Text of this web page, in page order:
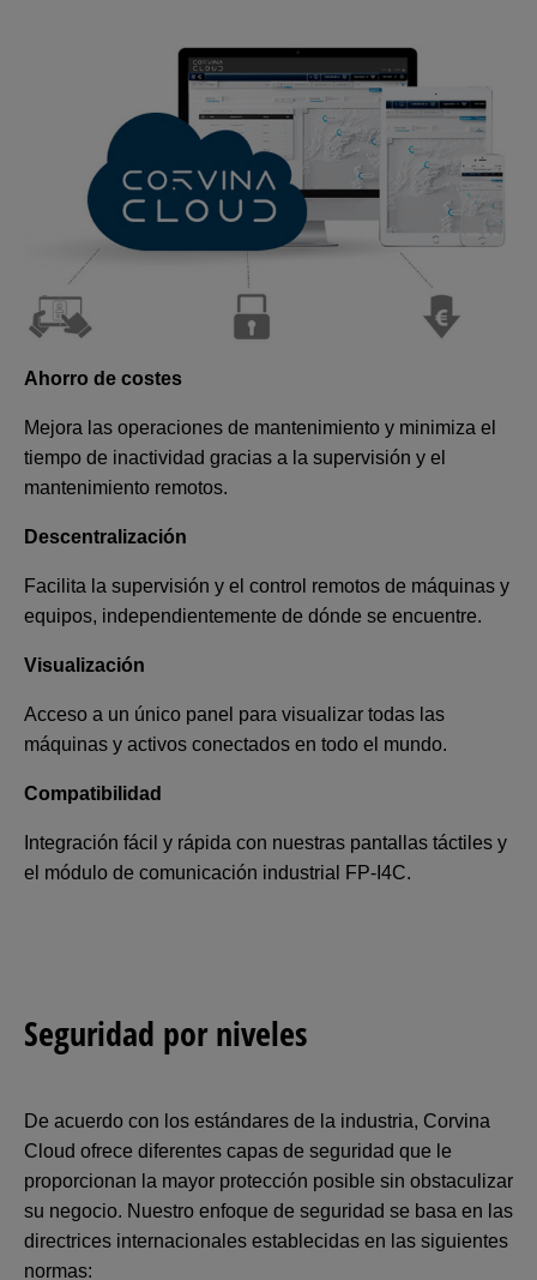
Ahorro de costes
Mejora las operaciones de mantenimiento y minimiza el
tiempo de inactividad gracias a la supervisión y el
mantenimiento remotos.
Descentralización
Facilita la supervisión y el control remotos de máquinas y
equipos, independientemente de dónde se encuentre.
Visualización
Acceso a un único panel para visualizar todas las
máquinas y activos conectados en todo el mundo.
Compatibilidad
Integración fácil y rápida con nuestras pantallas táctiles y
el módulo de comunicación industrial FP-I4C.
Seguridad por niveles
De acuerdo con los estándares de la industria, Corvina
Cloud ofrece diferentes capas de seguridad que le
proporcionan la mayor protección posible sin obstaculizar
su negocio. Nuestro enfoque de seguridad se basa en las
directrices internacionales establecidas en las siguientes
normas: